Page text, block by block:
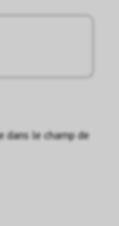
dans le champ de